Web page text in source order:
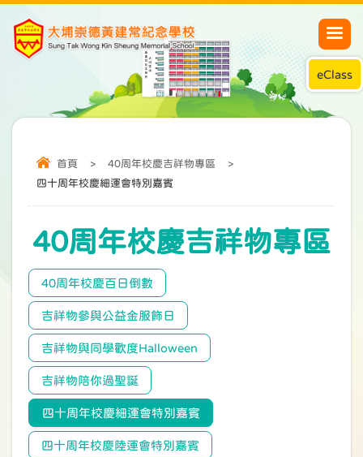
eClass
首頁 > 40周年校慶吉祥物專區
>
四十周年校慶細運會特別嘉賓
40周年校慶吉祥物專區
40周年校慶百日倒數
吉祥物參與公益金服飾日
吉祥物與同學歡度Halloween
吉祥物陪你過聖誕
四十周年校慶細運會特別嘉賓
四十周年校慶陸運會特別嘉賓